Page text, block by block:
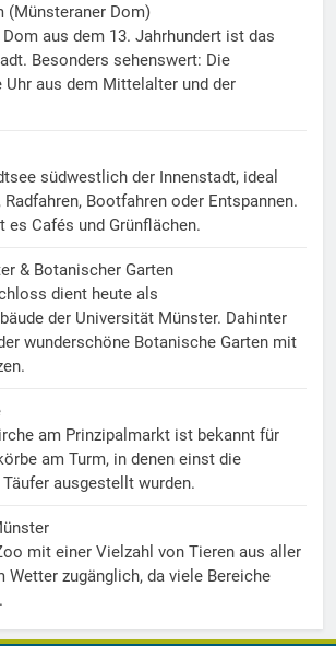
(Münsteraner Dom)
aus dem 13. Jahrhundert ist das
Besonders sehenswert: Die
aus dem Mittelalter und der
südwestlich der Innenstadt, ideal
Radfahren, Bootfahren oder Entspannen.
es Cafés und Grünflächen.
& Botanischer Garten
dient heute als
der Universität Münster. Dahinter
wunderschöne Botanische Garten mit
am Prinzipalmarkt ist bekannt für
am Turm, in denen einst die
ausgestellt wurden.
mit einer Vielzahl von Tieren aus aller
Wetter zugänglich, da viele Bereiche